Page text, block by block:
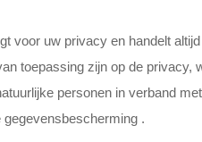
voor uw privacy en handelt
toepassing zijn op de privacy,
personen in verband
.